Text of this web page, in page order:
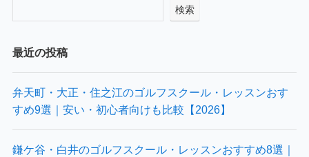
検索
最近の投稿
弁天町・大正・住之江のゴルフスクール・レッスンおす
すめ9選｜安い・初心者向けも比較【2026】
鎌ケ谷・白井のゴルフスクール・レッスンおすすめ8選｜